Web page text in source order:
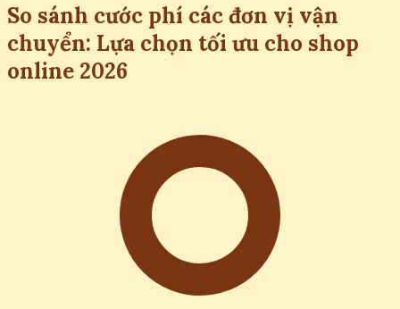
So sánh cước phí các đơn vị vận
chuyển: Lựa chọn tối ưu cho shop
online 2026